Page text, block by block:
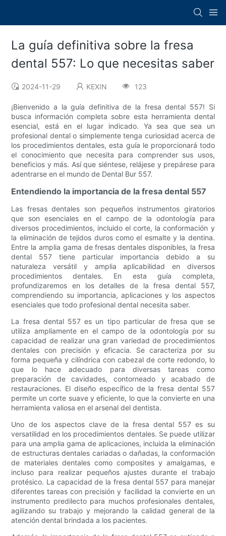
La guía definitiva sobre la fresa
dental 557: Lo que necesitas saber
2024-11-29 KEXIN 123
¡Bienvenido a la guía definitiva de la fresa dental 557! Si
busca información completa sobre esta herramienta dental
esencial, está en el lugar indicado. Ya sea que sea un
profesional dental o simplemente tenga curiosidad acerca de
los procedimientos dentales, esta guía le proporcionará todo
el conocimiento que necesita para comprender sus usos,
beneficios y más. Así que siéntese, relájese y prepárese para
adentrarse en el mundo de Dental Bur 557.
Entendiendo la importancia de la fresa dental 557
Las fresas dentales son pequeños instrumentos giratorios
que son esenciales en el campo de la odontología para
diversos procedimientos, incluido el corte, la conformación y
la eliminación de tejidos duros como el esmalte y la dentina.
Entre la amplia gama de fresas dentales disponibles, la fresa
dental 557 tiene particular importancia debido a su
naturaleza versátil y amplia aplicabilidad en diversos
procedimientos dentales. En esta guía completa,
profundizaremos en los detalles de la fresa dental 557,
comprendiendo su importancia, aplicaciones y los aspectos
esenciales que todo profesional dental necesita saber.
La fresa dental 557 es un tipo particular de fresa que se
utiliza ampliamente en el campo de la odontología por su
capacidad de realizar una gran variedad de procedimientos
dentales con precisión y eficacia. Se caracteriza por su
forma pequeña y cilíndrica con cabezal de corte redondo, lo
que lo hace adecuado para diversas tareas como
preparación de cavidades, contorneado y acabado de
restauraciones. El diseño específico de la fresa dental 557
permite un corte suave y eficiente, lo que la convierte en una
herramienta valiosa en el arsenal del dentista.
Uno de los aspectos clave de la fresa dental 557 es su
versatilidad en los procedimientos dentales. Se puede utilizar
para una amplia gama de aplicaciones, incluida la eliminación
de estructuras dentales cariadas o dañadas, la conformación
de materiales dentales como composites y amalgamas, e
incluso para realizar pequeños ajustes durante el trabajo
protésico. La capacidad de la fresa dental 557 para manejar
diferentes tareas con precisión y facilidad la convierte en un
instrumento predilecto para muchos profesionales dentales,
agilizando su trabajo y mejorando la calidad general de la
atención dental brindada a los pacientes.